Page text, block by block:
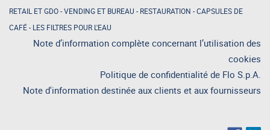
RETAIL ET GDO-VENDING ET BUREAU - RESTAURATION -CAPSULES DE
CAFÉ- LES FILTRES POUR L'EAU
Note d’information complète concernant l’utilisation des
cookies
Politique de confidentialité de Flo S.p.A.
Note d'information destinée aux clients et aux fournisseurs